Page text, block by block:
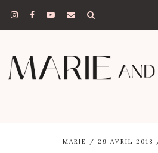
MARIE 29 AVRIL 2018